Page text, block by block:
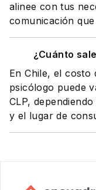
alinee con tus
comunicación
¿Cuánto
En Chile, el
psicólogo puede
CLP,
y el lugar de